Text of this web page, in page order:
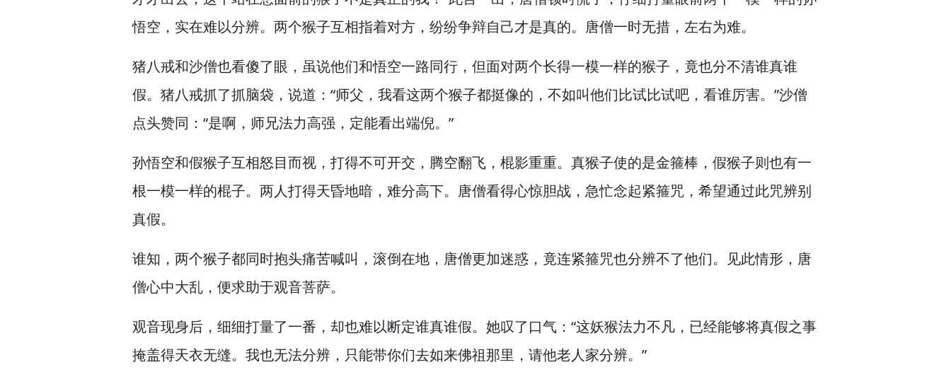
悟空， 实在难以分辨。 两个猴子互相指着对方， 纷纷争辩自己才是真的。 唐僧一时无措， 左右为难。
猪八戒和沙僧也看傻了眼， 虽说他们和悟空一路同行， 但面对两个长得一模一样的猴子， 竟也分不清谁真谁
假。 猪八戒抓了抓脑袋， 说道：“师父， 我看这两个猴子都挺像的， 不如叫他们比试比试吧， 看谁厉害。”沙僧
点头赞同：“是啊， 师兄法力高强， 定能看出端倪。”
孙悟空和假猴子互相怒目而视， 打得不可开交， 腾空翻飞， 棍影重重。 真猴子使的是金箍棒， 假猴子则也有一
根一模一样的棍子。 两人打得天昏地暗， 难分高下。 唐僧看得心惊胆战， 急忙念起紧箍咒， 希望通过此咒辨别
真假。
谁知， 两个猴子都同时抱头痛苦喊叫， 滚倒在地， 唐僧更加迷惑， 竟连紧箍咒也分辨不了他们。 见此情形， 唐
僧心中大乱， 便求助于观音菩萨。
观音现身后， 细细打量了一番， 却也难以断定谁真谁假。 她叹了口气：“这妖猴法力不凡， 已经能够将真假之事
掩盖得天衣无缝。 我也无法分辨， 只能带你们去如来佛祖那里， 请他老人家分辨。”